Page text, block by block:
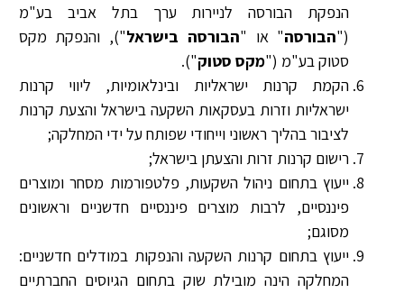
הנפקת הבורסה לניירות ערך בתל אביב בע"מ
("הבורסה" או "הבורסה בישראל"), והנפקת מקס
סטוק בע"מ ("מקס סטוק").
הקמת קרנות ישראליות ובינלאומיות, ליווי קרנות
ישראליות וזרות בעסקאות השקעה בישראל והצעת קרנות
לציבור בהליך ראשוני וייחודי שפותח על ידי המחלקה;
רישום קרנות זרות והצעתן בישראל;
ייעוץ בתחום ניהול השקעות, פלטפורמות מסחר ומוצרים
פיננסיים, לרבות מוצרים פיננסיים חדשניים וראשונים
מסוגם;
ייעוץ בתחום קרנות השקעה והנפקות במודלים חדשניים:
המחלקה הינה מובילת שוק בתחום הגיוסים החברתיים